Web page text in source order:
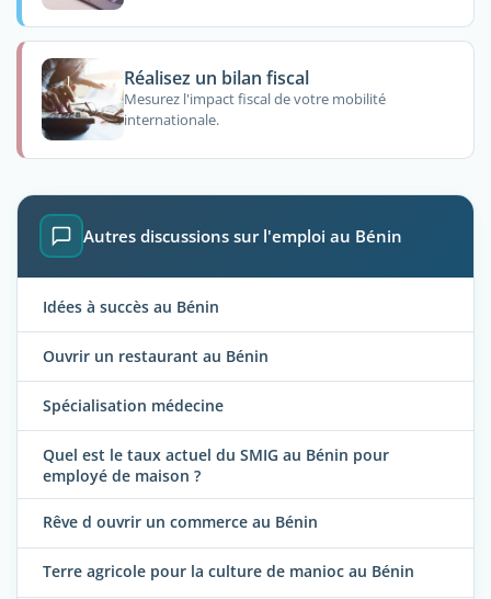
Réalisez un bilan fiscal
Mesurez l'impact fiscal de votre mobilité
internationale.
Autres discussions sur l'emploi au Bénin
Idées à succès au Bénin
Ouvrir un restaurant au Bénin
Spécialisation médecine
Quel est le taux actuel du SMIG au Bénin pour
employé de maison ?
Rêve d ouvrir un commerce au Bénin
Terre agricole pour la culture de manioc au Bénin